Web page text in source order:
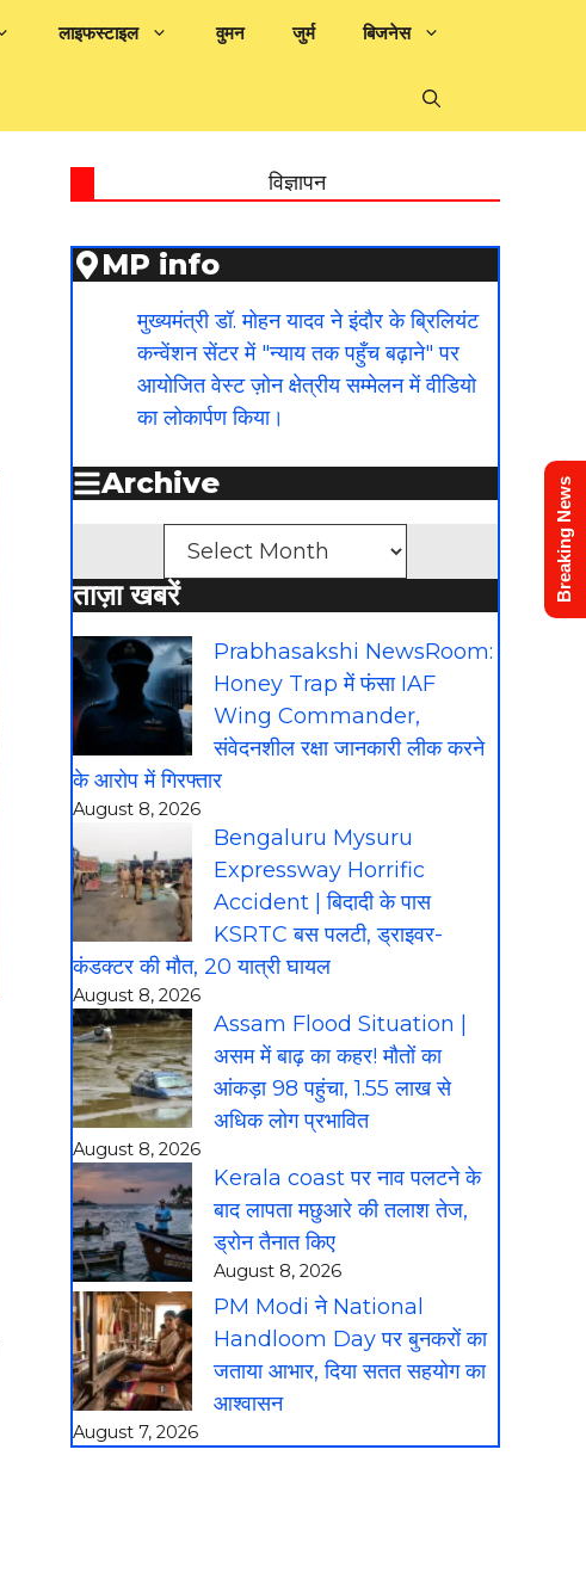
लाइफस्टाइल वुमन जुर्म बिजनेस
विज्ञापन
MP info
मुख्यमंत्री डॉ. मोहन यादव ने इंदौर के ब्रिलियंट
कन्वेंशन सेंटर में "न्याय तक पहुँच बढ़ाने" पर
आयोजित वेस्ट ज़ोन क्षेत्रीय सम्मेलन में वीडियो
का लोकार्पण किया।
Archive
ताज़ा खबरें
Prabhasakshi NewsRoom:
Honey Trap में फंसा IAF
Wing Commander,
संवेदनशील रक्षा जानकारी लीक करने
के आरोप में गिरफ्तार
August 8, 2026
Bengaluru Mysuru
Expressway Horrific
Accident | बिदादी के पास
KSRTC बस पलटी, ड्राइवर-
कंडक्टर की मौत, 20 यात्री घायल
August 8, 2026
Assam Flood Situation |
असम में बाढ़ का कहर! मौतों का
आंकड़ा 98 पहुंचा, 1.55 लाख से
अधिक लोग प्रभावित
August 8, 2026
Kerala coast पर नाव पलटने के
बाद लापता मछुआरे की तलाश तेज,
ड्रोन तैनात किए
August 8, 2026
PM Modi ने National
Handloom Day पर बुनकरों का
जताया आभार, दिया सतत सहयोग का
आश्वासन
August 7, 2026
Breaking News